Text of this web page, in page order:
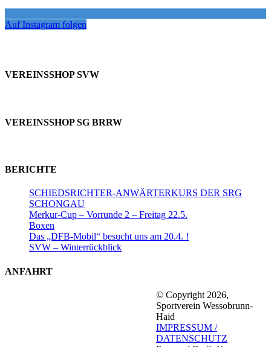
Auf Instagram folgen
VEREINSSHOP SVW
VEREINSSHOP SG BRRW
BERICHTE
SCHIEDSRICHTER-ANWÄRTERKURS DER SRG
SCHONGAU
Merkur-Cup – Vorrunde 2 – Freitag 22.5.
Boxen
Das „DFB-Mobil“ besucht uns am 20.4. !
SVW – Winterrückblick
ANFAHRT
© Copyright 2026,
Sportverein Wessobrunn-
Haid
IMPRESSUM /
DATENSCHUTZ